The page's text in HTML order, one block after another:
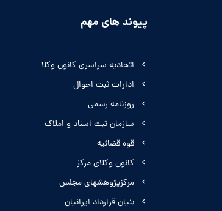
پیوند های مهم
اتحادیه سراسری کانون وکلا
ادارات ثبت احوال
روزنامه رسمی
سازمان ثبت اسناد و املاک
قوه قضائیه
کانون وکلای مرکز
مرکزپژوهشهای مجلس
بنیان قرارداد ایرانیان